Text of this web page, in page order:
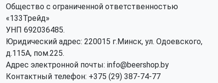
Общество с ограниченной ответственностью
«133Трейд»
УНП 692036485​.
Юридический адрес: 220015 г.Минск, ул. Одоевского,
д.115А, пом.225.
Адрес электронной почты: info@beershop.by
Контактный телефон: +375 (29) 387-74-77